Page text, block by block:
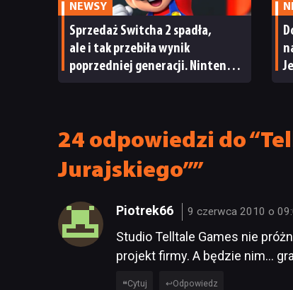
NEWSY
Sprzedaż Switcha 2 spadła,
ale i tak przebiła wynik
poprzedniej generacji. Nintendo
24 odpowiedzi do
Jurajskiego””
Piotrek66 9 czerwca 2010 o
Studio Telltale Games nie
projekt firmy. A będzie nim…
Cytuj Odpowiedz